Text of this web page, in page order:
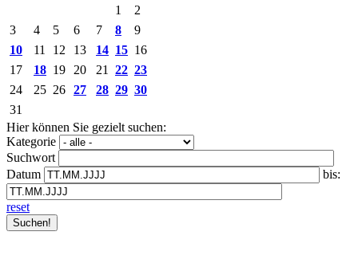
1
2
3
4 5 6 7 8
9
10
11 12 13 14 15 16
17
18 19 20 21 22 23
24
25 26 27 28 29 30
31
Hier können Sie gezielt suchen:
Kategorie
Suchwort
Datum
bis:
reset